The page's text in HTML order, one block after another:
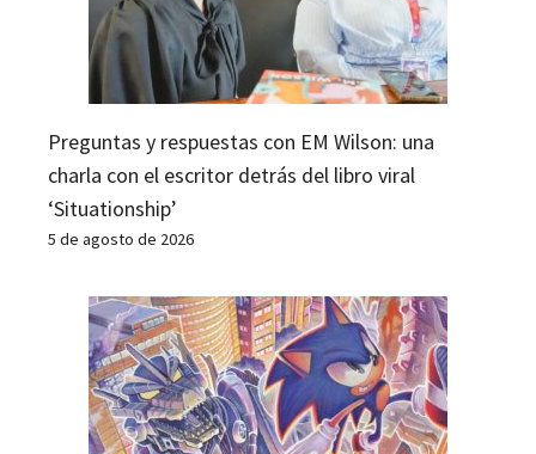
Preguntas y respuestas con EM Wilson: una
charla con el escritor detrás del libro viral
‘Situationship’
5 de agosto de 2026